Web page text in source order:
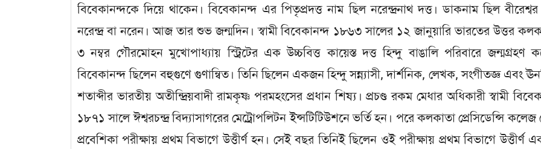
বিবেকানন্দকে দিয়ে থাকেন। বিবেকানন্দ এর পিতৃপ্রদত্ত নাম ছিল নরেন্দ্রনাথ দত্ত। ডাকনাম ছিল
নরেন্দ্র বা নরেন। আজ তার শুভ জন্মদিন। স্বামী বিবেকানন্দ ১৮৬৩ সালের ১২ জানুয়ারি ভারতের উত্তর
৩ নম্বর গৌরমোহন মুখোপাধ্যায় স্ট্রিটের এক উচ্চবিত্ত কায়েস্ত দত্ত হিন্দু বাঙালি পরিবারে জন্মগ্রহণ
বিবেকানন্দ ছিলেন বহুগুণে গুণান্বিত। তিনি ছিলেন একজন হিন্দু সন্ন্যাসী, দার্শনিক, লেখক, সংগীতজ্ঞ এবং
শতাব্দীর ভারতীয় অতীন্দ্রিয়বাদী রামকৃষ্ণ পরমহংসের প্রধান শিষ্য। প্রচণ্ড রকম মেধার অধিকারী স্বামী
১৮৭১ সালে ঈশ্বরচন্দ্র বিদ্যাসাগরের মেট্রোপলিটন ইন্সটিটিউশনে ভর্তি হন। পরে কলকাতা প্রেসিডেন্সি কলেজ
প্রবেশিকা পরীক্ষায় প্রথম বিভাগে উত্তীর্ণ হন। সেই বছর তিনিই ছিলেন ওই পরীক্ষায় প্রথম বিভাগে উত্তীর্ণ